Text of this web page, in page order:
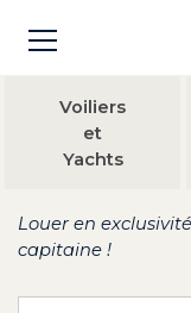
Voiliers
et
Yachts
Louer en
capitaine !